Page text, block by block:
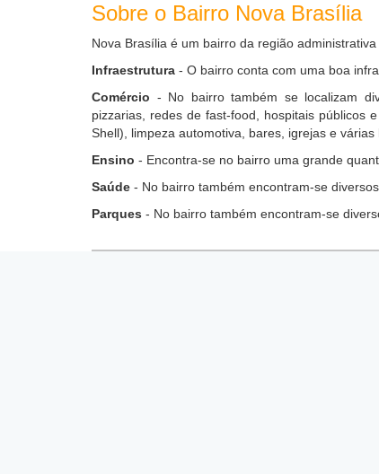
Sobre o Bairro Nova Brasília
Nova Brasília é um bairro da região
Infraestrutura - O bairro conta com uma boa
Comércio - No bairro também se localizam
pizzarias, redes de fast-food, hospitais públicos
Shell), limpeza automotiva, bares, igrejas e várias
Ensino - Encontra-se no bairro uma grande
Saúde - No bairro também encontram-se
Parques - No bairro também encontram-se